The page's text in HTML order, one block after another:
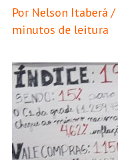
Por Nelson Itaberá /
minutos de leitura